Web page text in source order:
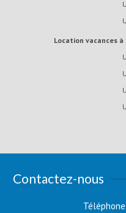
Location vacances
Contactez-nous